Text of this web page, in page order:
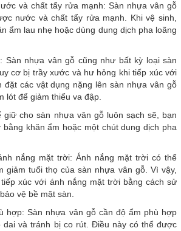
và chất tẩy rửa mạnh: Sàn nhựa vân gỗ
nước và chất tẩy rửa mạnh. Khi vệ sinh,
ẩm lau nhẹ hoặc dùng dung dịch pha loãng
Sàn nhựa vân gỗ cũng như bất kỳ loại sàn
cơ bị trầy xước và hư hỏng khi tiếp xúc với
đặt các vật dụng nặng lên sàn nhựa vân gỗ
lót để giảm thiểu va đập.
cho sàn nhựa vân gỗ luôn sạch sẽ, bạn
bằng khăn ẩm hoặc một chút dung dịch pha
nắng mặt trời: Ánh nắng mặt trời có thể
giảm tuổi thọ của sàn nhựa vân gỗ. Vì vậy,
xúc với ánh nắng mặt trời bằng cách sử
vệ bề mặt sàn.
hợp: Sàn nhựa vân gỗ cần độ ẩm phù hợp
và tránh bị co rút. Điều này có thể được